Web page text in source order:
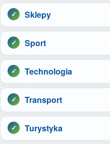
Sklepy
Sport
Technologia
Transport
Turystyka